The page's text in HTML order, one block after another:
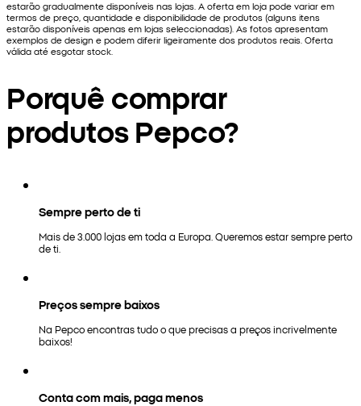
estarão gradualmente disponíveis nas lojas. A oferta em loja pode variar em
termos de preço, quantidade e disponibilidade de produtos (alguns itens
estarão disponíveis apenas em lojas seleccionadas). As fotos apresentam
exemplos de design e podem diferir ligeiramente dos produtos reais. Oferta
válida até esgotar stock.
Porquê comprar
produtos Pepco?
Sempre perto de ti
Mais de 3.000 lojas em toda a Europa. Queremos estar sempre perto
de ti.
Preços sempre baixos
Na Pepco encontras tudo o que precisas a preços incrivelmente
baixos!
Conta com mais, paga menos